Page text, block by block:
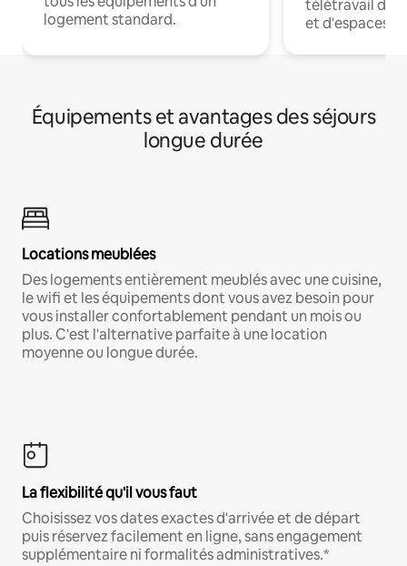
logement standard.
télétravail
et d'espaces
Équipements et avantages des séjours
longue durée
Locations meublées
Des logements entièrement meublés avec une cuisine,
le wifi et les équipements dont vous avez besoin pour
vous installer confortablement pendant un mois ou
plus. C'est l'alternative parfaite à une location
moyenne ou longue durée.
La flexibilité qu'il vous faut
Choisissez vos dates exactes d'arrivée et de départ
puis réservez facilement en ligne, sans engagement
supplémentaire ni formalités administratives.*